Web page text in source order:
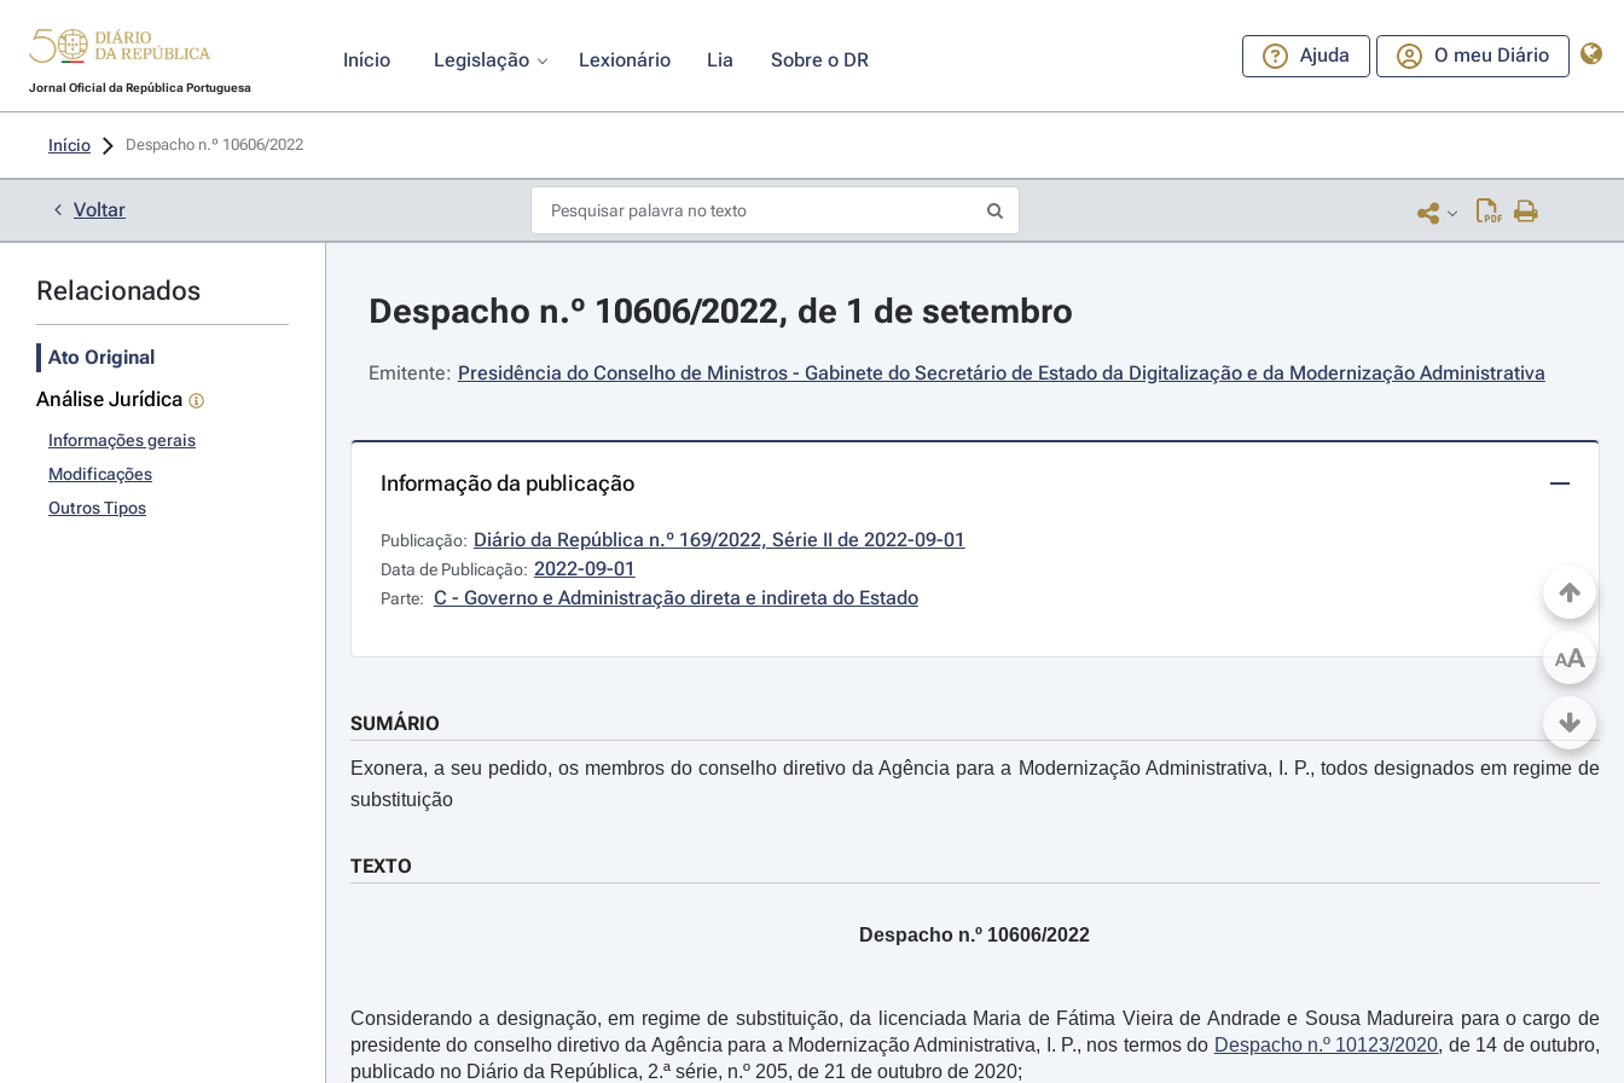
Jornal Oficial da República Portuguesa
Início Legislação Lexionário Lia Sobre o DR Ajuda O meu Diário
Início Despacho n.º 10606/2022
Voltar
Relacionados
Ato Original
Análise Jurídica
Informações gerais
Modificações
Outros Tipos
Despacho n.º 10606/2022, de 1 de setembro
Emitente: Presidência do Conselho de Ministros - Gabinete do Secretário de Estado da Digitalização e da Modernização Administrativa
Informação da publicação
Publicação: Diário da República n.º 169/2022, Série II de 2022-09-01
Data de Publicação: 2022-09-01
Parte: C - Governo e Administração direta e indireta do Estado
SUMÁRIO
Exonera, a seu pedido, os membros do conselho diretivo da Agência para a Modernização Administrativa, I. P., todos designados em regime de
substituição
TEXTO
Despacho n.º 10606/2022
Considerando a designação, em regime de substituição, da licenciada Maria de Fátima Vieira de Andrade e Sousa Madureira para o cargo de
presidente do conselho diretivo da Agência para a Modernização Administrativa, I. P., nos termos do Despacho n.º 10123/2020, de 14 de outubro,
publicado no Diário da República, 2.ª série, n.º 205, de 21 de outubro de 2020;
AA